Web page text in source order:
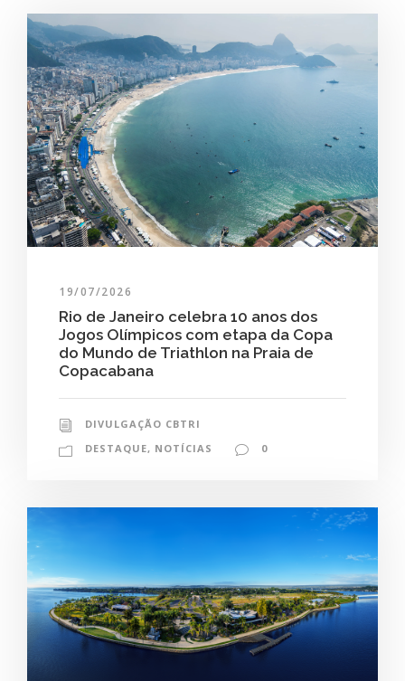
19/07/2026
Rio de Janeiro celebra 10 anos dos
Jogos Olímpicos com etapa da Copa
do Mundo de Triathlon na Praia de
Copacabana
DIVULGAÇÃO CBTRI
DESTAQUE, NOTÍCIAS 0